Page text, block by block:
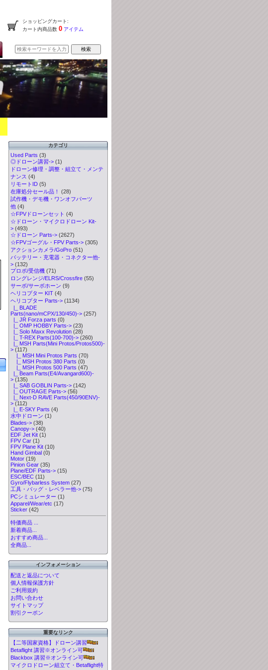
ショッピングカート:
カート内商品数 0アイテム
カテゴリ
Used Parts (3)
◎ドローン講習->(1)
ドローン修理・調整・組立て・メンテ
ナンス (4)
リモートID(5)
在庫処分セール品！
(28)
試作機・デモ機・ワンオフパーツ
他(4)
☆FPVドローンセット (4)
☆ドローン・マイクロドローン Kit-
>(493)
☆ドローン Parts->(2627)
☆FPVゴーグル・FPV Parts->(305)
アクションカメラ/GoPro(51)
バッテリー・充電器・コネクター他-
>(132)
プロポ/受信機(71)
ロングレンジ/ELRS/Crossfire(55)
サーボ/サーボホーン (9)
ヘリコプター KIT(4)
ヘリコプター Parts->(1134)
|_ BLADE
Parts(nano/mCPX/130/450)->(257)
|_ JR Forza parts (0)
|_ OMP HOBBY Parts->(23)
|_ Solo Maxx Revolution(28)
|_ T-REX Parts(100-700)->(260)
|_ MSH Parts(Mini Protos/Protos500)-
>(117)
|_ MSH Mini Protos Parts (70)
|_ MSH Protos 380 Parts (0)
|_ MSH Protos 500 Parts (47)
|_ Beam Parts(E4/Avangard600)-
>(135)
|_ SAB GOBLIN Parts->(142)
|_ OUTRAGE Parts->(56)
|_ Next-D RAVE Parts(450/90ENV)-
>(112)
|_ E-SKY Parts (4)
水中ドローン (1)
Blades->(38)
Canopy->(40)
EDF Jet Kit(1)
FPV Car(1)
FPV Plane Kit(10)
Hand Gimbal(0)
Motor(19)
Pinion Gear(35)
Plane/EDF Parts->(15)
ESC/BEC(11)
Gyro/Flybarless System(27)
工具・バッグ・レベラー他->(75)
PCシミュレーター (1)
Apparel/Wear/etc (17)
Sticker(42)
特価商品 ...
新着商品...
おすすめ商品...
全商品...
インフォメーション
配送と返品について
個人情報保護方針
ご利用規約
お問い合わせ
サイトマップ
割引クーポン
重要なリンク
【二等国家資格】ドローン講習
Betaflight 講習※オンライン可
Blackbox 講習※オンライン可
マイクロドローン組立て・Betaflight特